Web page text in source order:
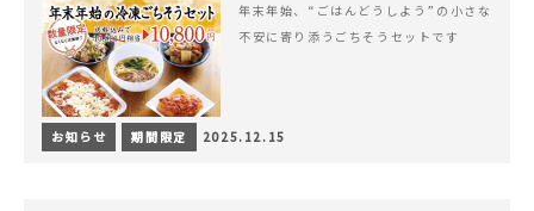
年末年始、“ごはんどうしよう”の小さな
不安に寄り添うごちそうセットです
お知らせ 期間限定 2025.12.15